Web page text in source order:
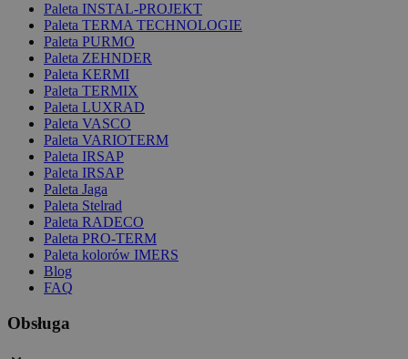
Paleta INSTAL-PROJEKT
Paleta TERMA TECHNOLOGIE
Paleta PURMO
Paleta ZEHNDER
Paleta KERMI
Paleta TERMIX
Paleta LUXRAD
Paleta VASCO
Paleta VARIOTERM
Paleta IRSAP
Paleta IRSAP
Paleta Jaga
Paleta Stelrad
Paleta RADECO
Paleta PRO-TERM
Paleta kolorów IMERS
Blog
FAQ
Obsługa